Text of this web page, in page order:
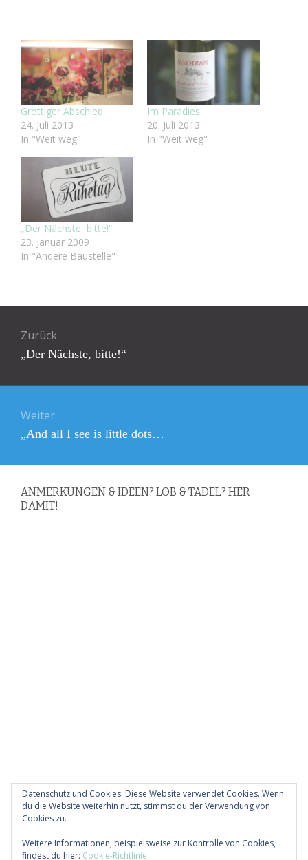
Grottiger Abschied
24. Juli 2013
In "Weit weg"
Im Paradies
20. Juli 2013
In "Weit weg"
„Der Nächste, bitte!“
23. Januar 2009
In "Andere Baustelle"
Zurück
Vorheriger
„Der Nächste, bitte!“
Weiter
Nächster
„And all I see is little dots…
ANMERKUNGEN & IDEEN? LOB & TADEL? HER
DAMIT!
Diese Website verwendet Akismet, um Spam zu
reduzieren. Erfahre, wie deine Kommentardaten
Datenschutz und Cookies: Diese Website verwendet Cookies. Wenn
du die Website weiterhin nutzt, stimmst du der Verwendung von
Cookies zu.
Weitere Informationen, beispielsweise zur Kontrolle von Cookies,
findest du hier: Cookie-Richtlinie